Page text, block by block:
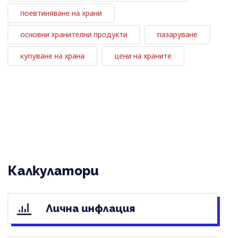
поевтиняване на храни
основни хранителни продукти пазаруване
купуване на храна цени на храните
Калкулатори
Лична инфлация